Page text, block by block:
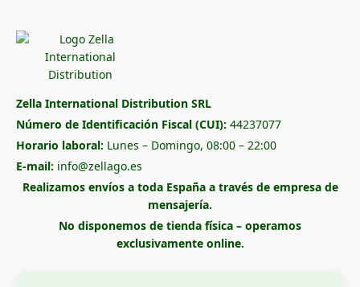
Zella International Distribution SRL
Número de Identificación Fiscal (CUI): 44237077
Horario laboral: Lunes – Domingo, 08:00 – 22:00
E-mail: info@zellago.es
Realizamos envíos a toda España a través de empresa de
mensajería.
No disponemos de tienda física – operamos
exclusivamente online.